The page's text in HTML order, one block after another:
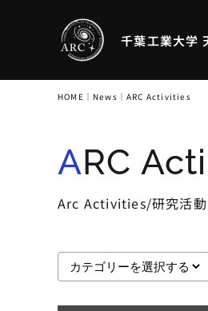
千葉工業大学
HOME ｜ News ｜ARC Activities
ARC
Arc Activities/研究活動